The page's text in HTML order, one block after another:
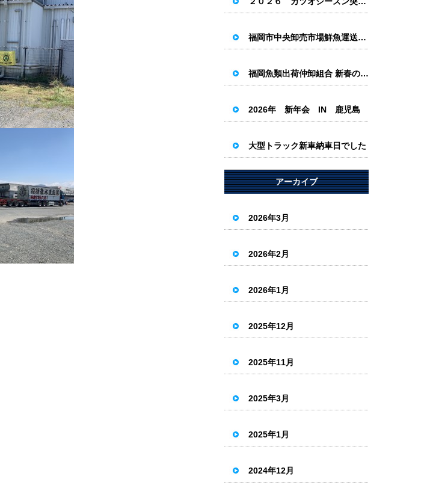
福岡市中央卸売市場鮮魚運送組合新年会
福岡魚類出荷仲卸組合 新春の集い
2026年 新年会 IN 鹿児島
大型トラック新車納車日でした
アーカイブ
2026年3月
2026年2月
2026年1月
2025年12月
2025年11月
2025年3月
2025年1月
2024年12月